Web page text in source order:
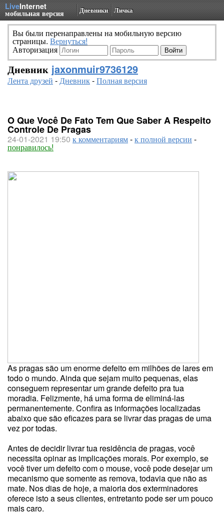
LiveInternet
мобильная версия Дневники Личка
Вы были перенаправлены на мобильную версию
страницы. Вернуться!
Авторизация
Дневник jaxonmuir9736129
Лента друзей -Дневник-Полная версия
O Que Você De Fato Tem Que Saber A Respeito
Controle De Pragas
24-01-2021 19:50 к комментариям-к полной версии -
понравилось!
As pragas são um enorme defeito em milhões de lares em
todo o mundo. Ainda que sejam muito pequenas, elas
conseguem representar um grande defeito pra tua
moradia. Felizmente, há uma forma de eliminá-las
permanentemente. Confira as informações localizadas
abaixo que são eficazes para se livrar das pragas de uma
vez por todas.
Antes de decidir livrar tua residência de pragas, você
necessita opinar as implicações morais. Por exemplo, se
você tiver um defeito com o mouse, você pode desejar um
mecanismo que somente as remova, todavia que não as
mate. Nos dias de hoje, a maioria dos exterminadores
oferece isto a seus clientes, entretanto pode ser um pouco
mais caro.